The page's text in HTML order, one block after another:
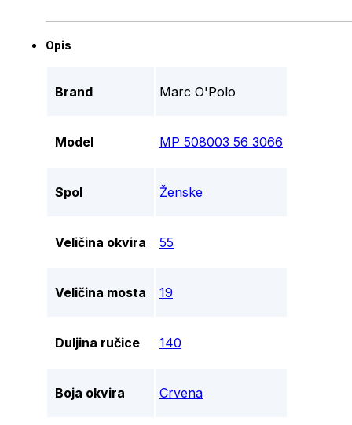
Opis
Brand Marc O'Polo
Model MP 508003 56 3066
Spol Ženske
Veličina okvira 55
Veličina mosta 19
Duljina ručice 140
Boja okvira Crvena